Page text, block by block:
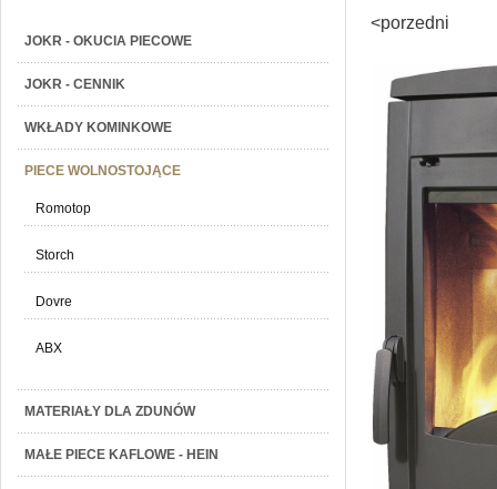
JOKR - OKUCIA PIECOWE
JOKR - CENNIK
WKŁADY KOMINKOWE
PIECE WOLNOSTOJĄCE
Romotop
Storch
Dovre
ABX
MATERIAŁY DLA ZDUNÓW
MAŁE PIECE KAFLOWE - HEIN
<porzedni